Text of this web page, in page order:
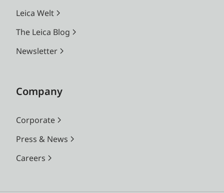
Leica Welt
The Leica Blog
Newsletter
Company
Corporate
Press & News
Careers